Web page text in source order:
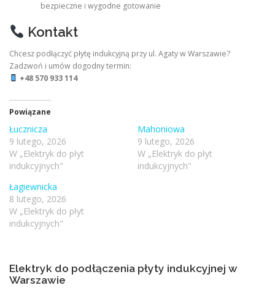
bezpieczne i wygodne gotowanie
Kontakt
Chcesz podłączyć płytę indukcyjną przy ul. Agaty w Warszawie?
Zadzwoń i umów dogodny termin:
+48 570 933 114
Powiązane
Łucznicza
9 lutego, 2026
W „Elektryk do płyt
indukcyjnych"
Mahoniowa
9 lutego, 2026
W „Elektryk do płyt
indukcyjnych"
Łagiewnicka
8 lutego, 2026
W „Elektryk do płyt
indukcyjnych"
Elektryk do podłączenia płyty indukcyjnej w
Warszawie